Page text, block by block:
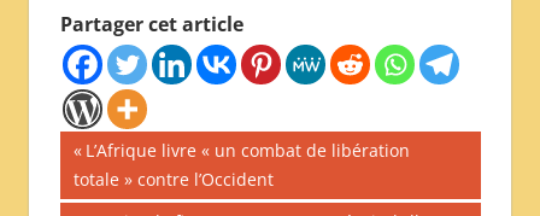
Partager cet article
Navigation
de
Publication
précédente :
L’Afrique livre « un combat de libération
totale » contre l’Occident